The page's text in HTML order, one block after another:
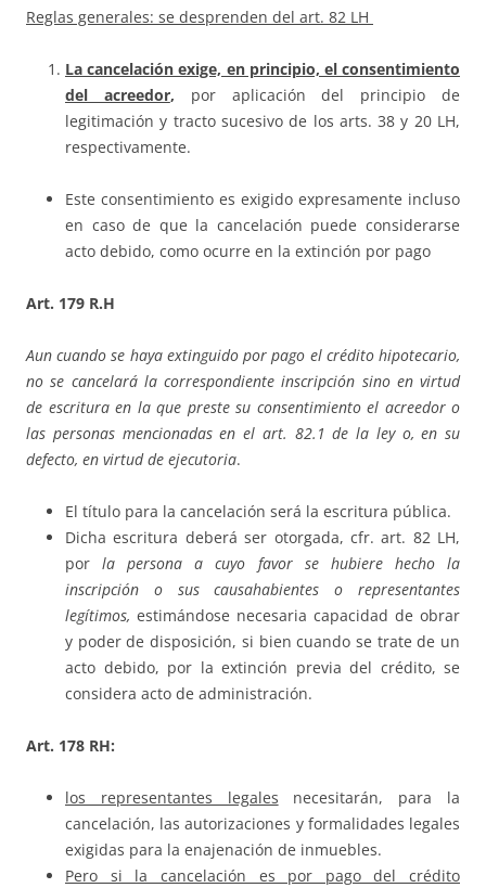
Reglas generales: se desprenden del art. 82 LH
La cancelación exige, en principio, el consentimiento
del acreedor, por aplicación del principio de
legitimación y tracto sucesivo de los arts. 38 y 20 LH,
respectivamente.
Este consentimiento es exigido expresamente incluso
en caso de que la cancelación puede considerarse
acto debido, como ocurre en la extinción por pago
Art. 179 R.H
Aun cuando se haya extinguido por pago el crédito hipotecario,
no se cancelará la correspondiente inscripción sino en virtud
de escritura en la que preste su consentimiento el acreedor o
las personas mencionadas en el art. 82.1 de la ley o, en su
defecto, en virtud de ejecutoria.
El título para la cancelación será la escritura pública.
Dicha escritura deberá ser otorgada, cfr. art. 82 LH,
porla persona a cuyo favor se hubiere hecho la
inscripción o sus causahabientes o representantes
legítimos, estimándose necesaria capacidad de obrar
y poder de disposición, si bien cuando se trate de un
acto debido, por la extinción previa del crédito, se
considera acto de administración.
Art. 178 RH:
los representantes legales necesitarán, para la
cancelación, las autorizaciones y formalidades legales
exigidas para la enajenación de inmuebles.
Pero si la cancelación es por pago del crédito